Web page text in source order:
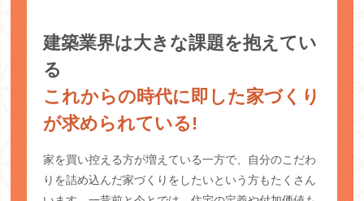
建築業界は大きな課題を抱えてい
る
これからの時代に即した家づくり
が求められている!
家を買い控える方が増えている一方で、自分のこだわ
りを詰め込んだ家づくりをしたいという方もたくさん